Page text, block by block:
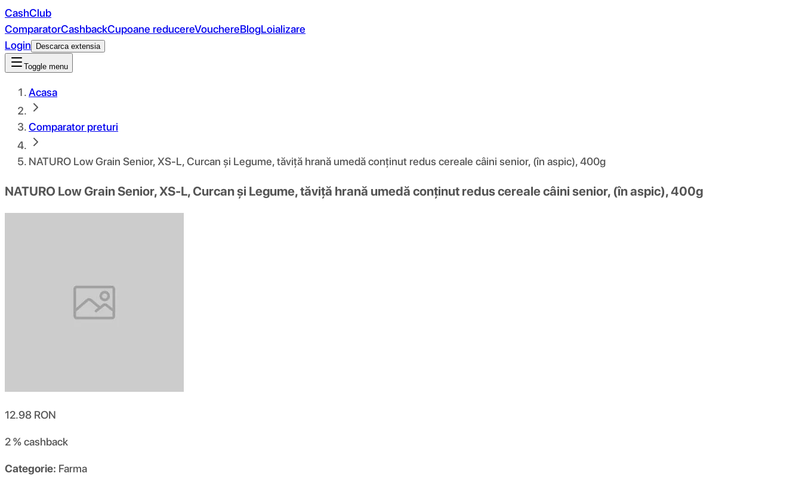
CashClub
ComparatorCashbackCupoane reducereVouchereBlogLoializare
Login
Descarca extensia
Toggle menu
Acasa
Comparator preturi
NATURO Low Grain Senior, XS-L, Curcan și Legume, tăviță hrană umedă conținut redus cereale câini senior, (în aspic), 400g
NATURO Low Grain Senior, XS-L, Curcan și Legume, tăviță hrană umedă conținut redus cereale câini senior, (în aspic), 400g
12.98 RON
2 %cashback
Categorie: Farma